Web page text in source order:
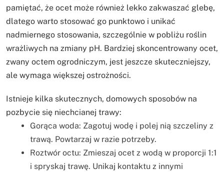
pamiętać, że ocet może również lekko zakwaszać glebę,
dlatego warto stosować go punktowo i unikać
nadmiernego stosowania, szczególnie w pobliżu roślin
wrażliwych na zmiany pH. Bardziej skoncentrowany ocet,
zwany octem ogrodniczym, jest jeszcze skuteczniejszy,
ale wymaga większej ostrożności.
Istnieje kilka skutecznych, domowych sposobów na
pozbycie się niechcianej trawy:
Gorąca woda: Zagotuj wodę i polej nią szczeliny z
trawą. Powtarzaj w razie potrzeby.
Roztwór octu: Zmieszaj ocet z wodą w proporcji 1:1
i spryskaj trawę. Unikaj kontaktu z innymi